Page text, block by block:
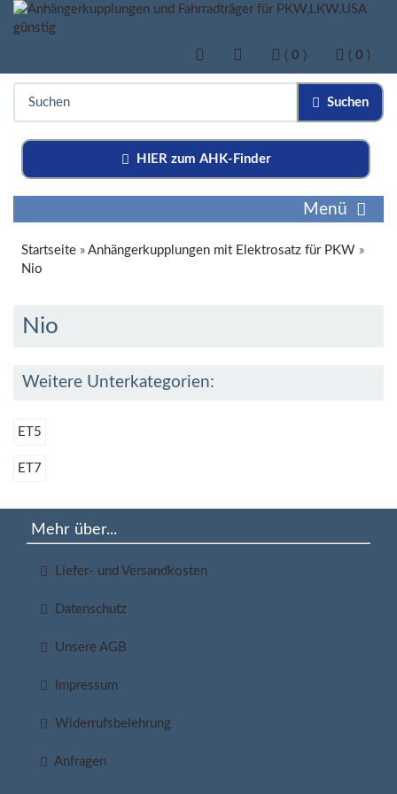
( 0 ) ( 0 )
Suchen
HIER zum AHK-Finder
Menü
Startseite » Anhängerkupplungen mit Elektrosatz für PKW »
Nio
Nio
Weitere Unterkategorien:
ET5
ET7
Mehr über...
Liefer- und Versandkosten
Datenschutz
Unsere AGB
Impressum
Widerrufsbelehrung
Anfragen